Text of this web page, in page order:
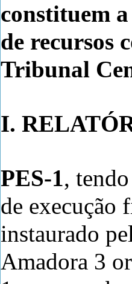
constituem a
de recursos
Tribunal
I.
PES-1,
de execução
instaurado
Amadora 3